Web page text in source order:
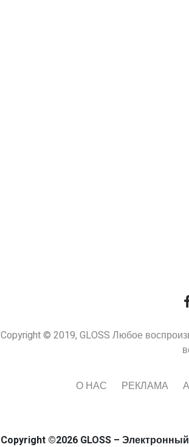
Copyright © 2019, GLOSS Любое
О НАС РЕКЛАМА
Copyright ©2026 GLOSS –